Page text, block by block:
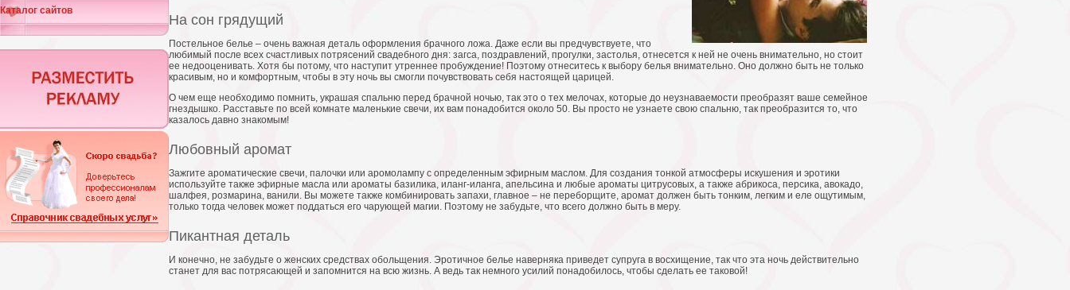
Каталог сайтов
На сон грядущий
Постельное белье – очень важная деталь оформления брачного ложа. Даже если вы предчувствуете, что
любимый после всех счастливых потрясений свадебного дня: загса, поздравлений, прогулки, застолья, отнесется к ней не очень внимательно, но стоит
ее недооценивать. Хотя бы потому, что наступит утреннее пробуждение! Поэтому отнеситесь к выбору белья внимательно. Оно должно быть не только
красивым, но и комфортным, чтобы в эту ночь вы смогли почувствовать себя настоящей царицей.
О чем еще необходимо помнить, украшая спальню перед брачной ночью, так это о тех мелочах, которые до неузнаваемости преобразят ваше семейное
гнездышко. Расставьте по всей комнате маленькие свечи, их вам понадобится около 50. Вы просто не узнаете свою спальню, так преобразится то, что
казалось давно знакомым!
Любовный аромат
Зажгите ароматические свечи, палочки или аромолампу с определенным эфирным маслом. Для создания тонкой атмосферы искушения и эротики
используйте также эфирные масла или ароматы базилика, иланг-иланга, апельсина и любые ароматы цитрусовых, а также абрикоса, персика, авокадо,
шалфея, розмарина, ванили. Вы можете также комбинировать запахи, главное – не переборщите, аромат должен быть тонким, легким и еле ощутимым,
только тогда человек может поддаться его чарующей магии. Поэтому не забудьте, что всего должно быть в меру.
Пикантная деталь
И конечно, не забудьте о женских средствах обольщения. Эротичное белье наверняка приведет супруга в восхищение, так что эта ночь действительно
станет для вас потрясающей и запомнится на всю жизнь. А ведь так немного усилий понадобилось, чтобы сделать ее таковой!